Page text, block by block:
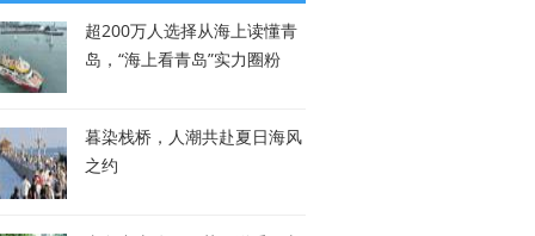
超200万人选择从海上读懂青
岛，“海上看青岛”实力圈粉
暮染栈桥，人潮共赴夏日海风
之约